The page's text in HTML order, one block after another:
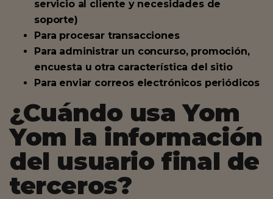
servicio al cliente y necesidades de
soporte)
Para procesar transacciones
Para administrar un concurso, promoción,
encuesta u otra característica del sitio
Para enviar correos electrónicos periódicos
¿Cuándo usa Yom
Yom la información
del usuario final de
terceros?